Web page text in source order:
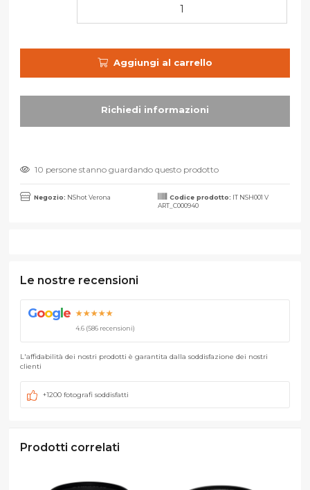
Aggiungi al carrello
10 persone stanno guardando questo prodotto
Negozio: NShot Verona Codice prodotto: IT NSH001 V
ART_C000940
Le nostre recensioni
Goog e ★★★★★
4.6 (586 recensioni)
L'affidabilità dei nostri prodotti è garantita dalla soddisfazione dei nostri
clienti
+1200 fotografi soddisfatti
Prodotti correlati